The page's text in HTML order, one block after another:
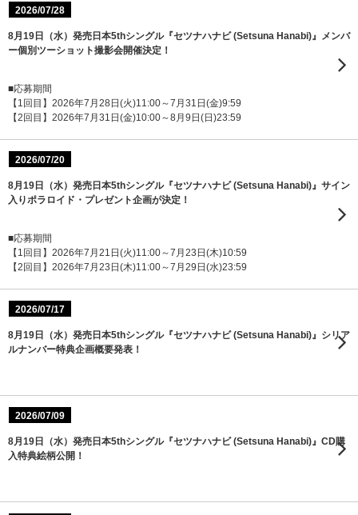
2026/07/28
8月19日（水）発売日本5thシングル『セツナハナビ (Setsuna Hanabi)』メンバ
ー個別ツーショット撮影会開催決定！
■応募期間
【1回目】2026年7月28日(火)11:00～7月31日(金)9:59
【2回目】2026年7月31日(金)10:00～8月9日(日)23:59
2026/07/20
8月19日（水）発売日本5thシングル『セツナハナビ (Setsuna Hanabi)』サイン
入りポラロイド・プレゼント企画が決定！
■応募期間
【1回目】2026年7月21日(火)11:00～7月23日(木)10:59
【2回目】2026年7月23日(木)11:00～7月29日(水)23:59
2026/07/17
8月19日（水）発売日本5thシングル『セツナハナビ (Setsuna Hanabi)』シリア
ルナンバー特典企画概要発表！
2026/07/09
8月19日（水）発売日本5thシングル『セツナハナビ (Setsuna Hanabi)』CD購
入特典絵柄公開！